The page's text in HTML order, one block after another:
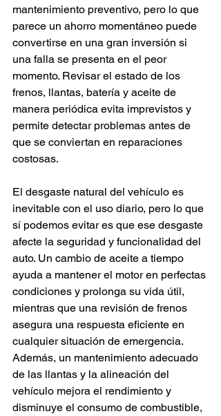
mantenimiento preventivo, pero lo que
parece un ahorro momentáneo puede
convertirse en una gran inversión si
una falla se presenta en el peor
momento. Revisar el estado de los
frenos, llantas, batería y aceite de
manera periódica evita imprevistos y
permite detectar problemas antes de
que se conviertan en reparaciones
costosas.
El desgaste natural del vehículo es
inevitable con el uso diario, pero lo que
sí podemos evitar es que ese desgaste
afecte la seguridad y funcionalidad del
auto. Un cambio de aceite a tiempo
ayuda a mantener el motor en perfectas
condiciones y prolonga su vida útil,
mientras que una revisión de frenos
asegura una respuesta eficiente en
cualquier situación de emergencia.
Además, un mantenimiento adecuado
de las llantas y la alineación del
vehículo mejora el rendimiento y
disminuye el consumo de combustible,